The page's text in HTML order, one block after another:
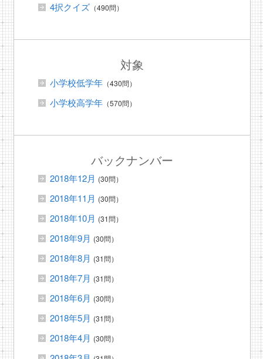
4択クイズ（490問）
対象
小学校低学年（430問）
小学校高学年（570問）
バックナンバー
2018年12月 (30問）
2018年11月 (30問）
2018年10月 (31問）
2018年9月 (30問）
2018年8月 (31問）
2018年7月 (31問）
2018年6月 (30問）
2018年5月 (31問）
2018年4月 (30問）